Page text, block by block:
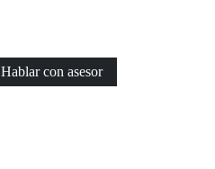
Hablar con asesor